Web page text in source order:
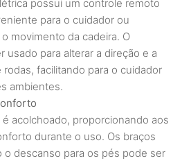
possui um controle remoto
para o cuidador ou
movimento da cadeira. O
para alterar a direção e a
facilitando para o cuidador
ambientes.
acolchoado, proporcionando aos
durante o uso. Os braços
o descanso para os pés pode ser